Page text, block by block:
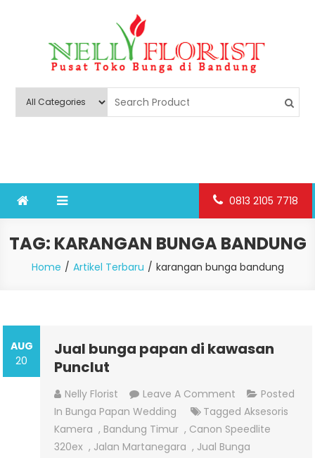
Nelly Florist Bandung
0813 2105 7718
TAG: KARANGAN BUNGA BANDUNG
Home Artikel Terbaru karangan bunga bandung
AUG
20
Jual bunga papan di kawasan
Punclut
Nelly Florist Leave A Comment On
Jual
Bunga
Papan
Posted
In Bunga Papan Wedding TaggedAksesoris
Kamera , Bandung Timur , Canon Speedlite
320ex , Jalan Martanegara , Jual Bunga